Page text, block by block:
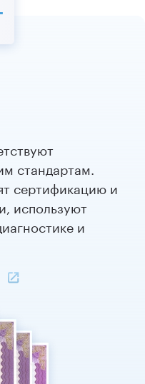
стандартам.
сертификацию и
используют
и